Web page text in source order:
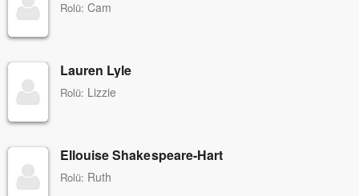
Rolü: Cam
Lauren Lyle
Rolü: Lizzie
Ellouise Shakespeare-Hart
Rolü: Ruth